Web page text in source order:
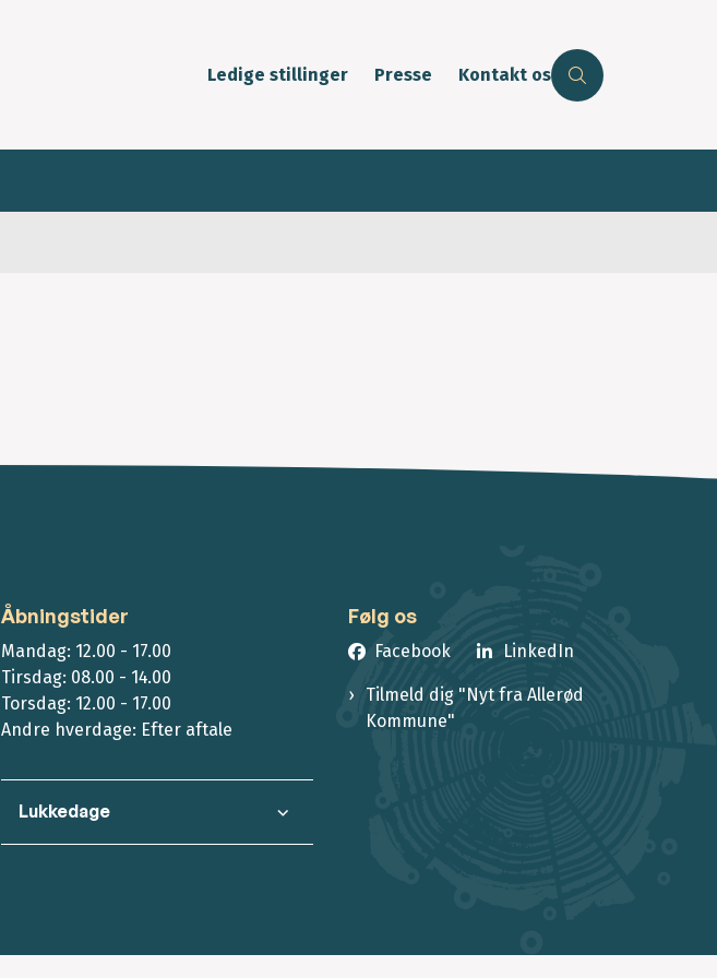
Ledige stillinger Presse Kontakt os
Åbningstider
Mandag: 12.00 - 17.00
Tirsdag: 08.00 - 14.00
Torsdag: 12.00 - 17.00
Andre hverdage: Efter aftale
Lukkedage
Følg os
Facebook LinkedIn
Tilmeld dig "Nyt fra Allerød
Kommune"